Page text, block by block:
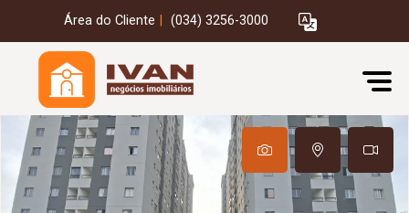
Área do Cliente (034) 3256-3000